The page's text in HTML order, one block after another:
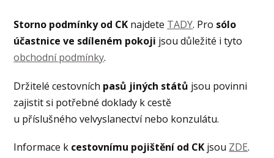
Storno podmínky od CK najdete TADY. Pro sólo
účastnice ve sdíleném pokoji jsou důležité i tyto
obchodní podmínky.
Držitelé cestovních pasů jiných států jsou povinni
zajistit si potřebné doklady k cestě
u příslušného velvyslanectví nebo konzulátu.
Informace k cestovnímu pojištění od CK jsou ZDE.